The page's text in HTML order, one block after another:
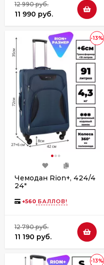
12 990 руб.
11 990 руб.
-13%
Чемодан Rion+, 424/4
24"
+560 БАЛЛОВ!
12 790 руб.
11 190 руб.
-13%